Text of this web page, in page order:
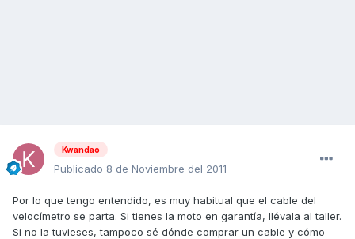
Kwandao
Publicado 8 de Noviembre del 2011
Por lo que tengo entendido, es muy habitual que el cable del
velocímetro se parta. Si tienes la moto en garantía, llévala al taller.
Si no la tuvieses, tampoco sé dónde comprar un cable y cómo